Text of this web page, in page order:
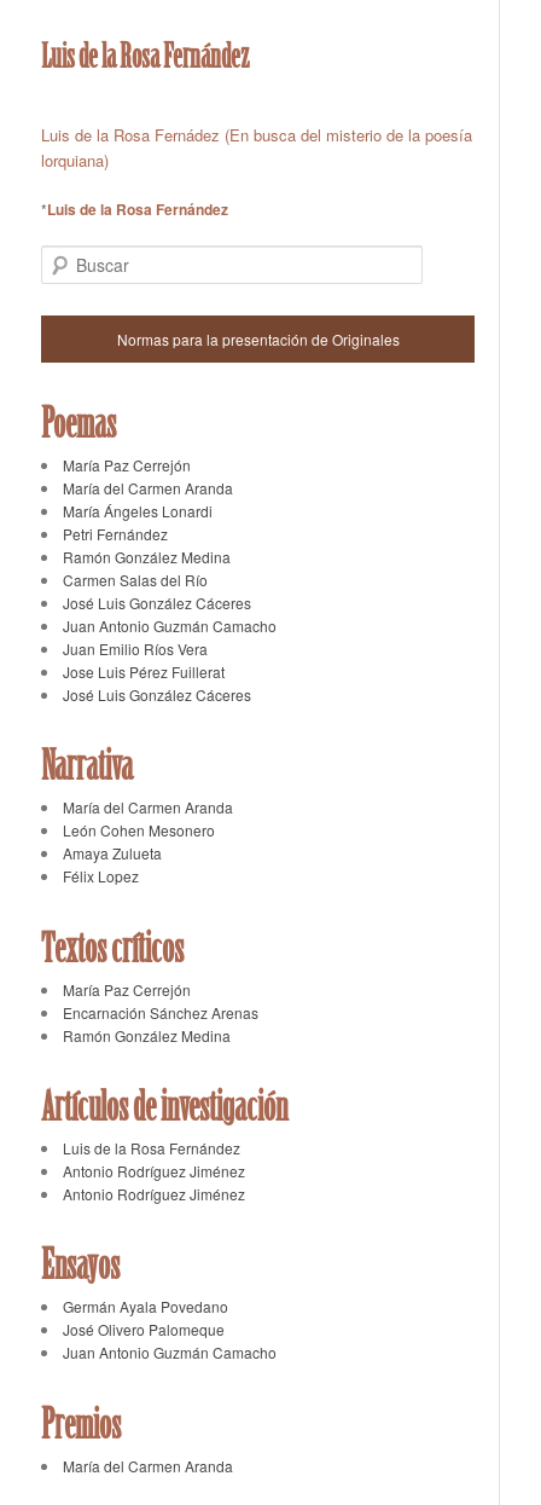
Luis de la Rosa Fernández
Luis de la Rosa Fernádez (En busca del misterio de la poesía
lorquiana)
*Luis de la Rosa Fernández
Buscar
Normas para la presentación de Originales
Poemas
María Paz Cerrejón
María del Carmen Aranda
María Ángeles Lonardi
Petri Fernández
Ramón González Medina
Carmen Salas del Río
José Luis González Cáceres
Juan Antonio Guzmán Camacho
Juan Emilio Ríos Vera
Jose Luis Pérez Fuillerat
José Luis González Cáceres
Narrativa
María del Carmen Aranda
León Cohen Mesonero
Amaya Zulueta
Félix Lopez
Textos críticos
María Paz Cerrejón
Encarnación Sánchez Arenas
Ramón González Medina
Artículos de investigación
Luis de la Rosa Fernández
Antonio Rodríguez Jiménez
Antonio Rodríguez Jiménez
Ensayos
Germán Ayala Povedano
José Olivero Palomeque
Juan Antonio Guzmán Camacho
Premios
María del Carmen Aranda